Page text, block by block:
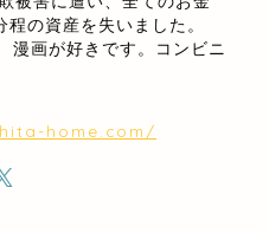
の資産を失いました。
漫画が好きです。コンビニ
home.com/